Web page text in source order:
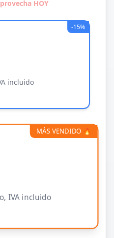
HOY
-15%
incluido
MÁS VENDIDO 🔥
IVA incluido